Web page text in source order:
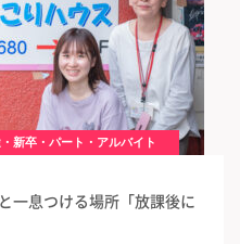
新卒・パート・アルバイト
一息つける場所「放課後に